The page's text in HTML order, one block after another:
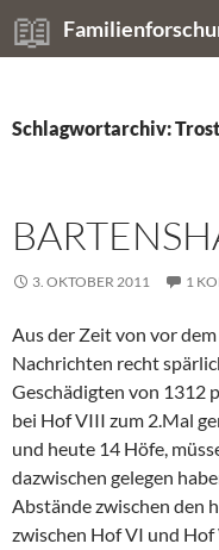
Zum
Inhalt
Suchen
Schlagwortarchiv: Trost
3. OKTOBER 2011 1
Aus der Zeit von vor
Nachrichten recht
Geschädigten von 1312
bei Hof VIII zum 2.Mal
und heute 14 Höfe,
dazwischen gelegen
Abstände zwischen den
zwischen Hof VI und